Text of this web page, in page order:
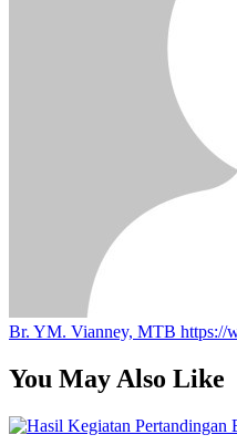
Br. YM. Vianney, MTB https://
You May Also Like